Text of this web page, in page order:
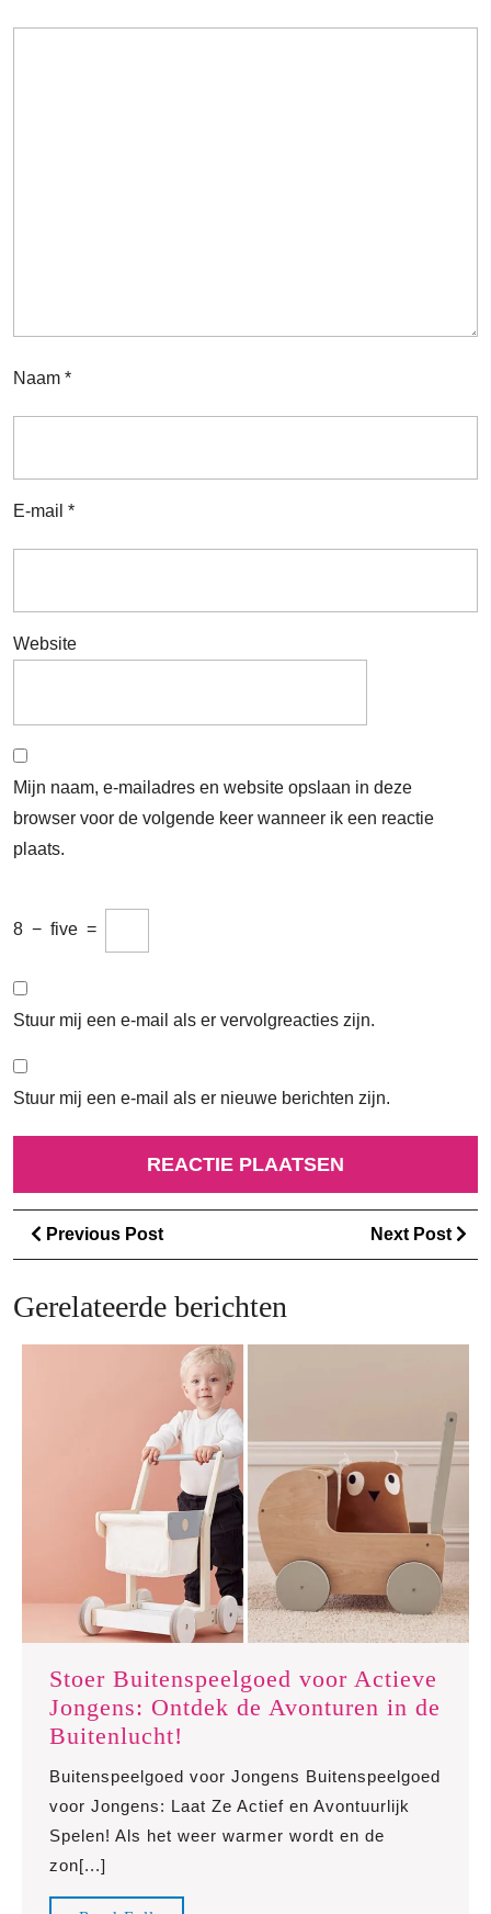
Naam *
E-mail *
Website
Mijn naam, e-mailadres en website opslaan in deze
browser voor de volgende keer wanneer ik een reactie
plaats.
8 − five =
Stuur mij een e-mail als er vervolgreacties zijn.
Stuur mij een e-mail als er nieuwe berichten zijn.
Berichtnavigatie
Previous PostPrevious
Post
Next Post
Gerelateerde berichten
Stoer Buitenspeelgoed voor Actieve
Jongens: Ontdek de Avonturen in de
Buitenlucht!
voor
Actieve
Jongens:
de
Buitenspeelgoed voor Jongens Buitenspeelgoed
voor Jongens: Laat Ze Actief en Avontuurlijk
Spelen! Als het weer warmer wordt en de
zon[...]